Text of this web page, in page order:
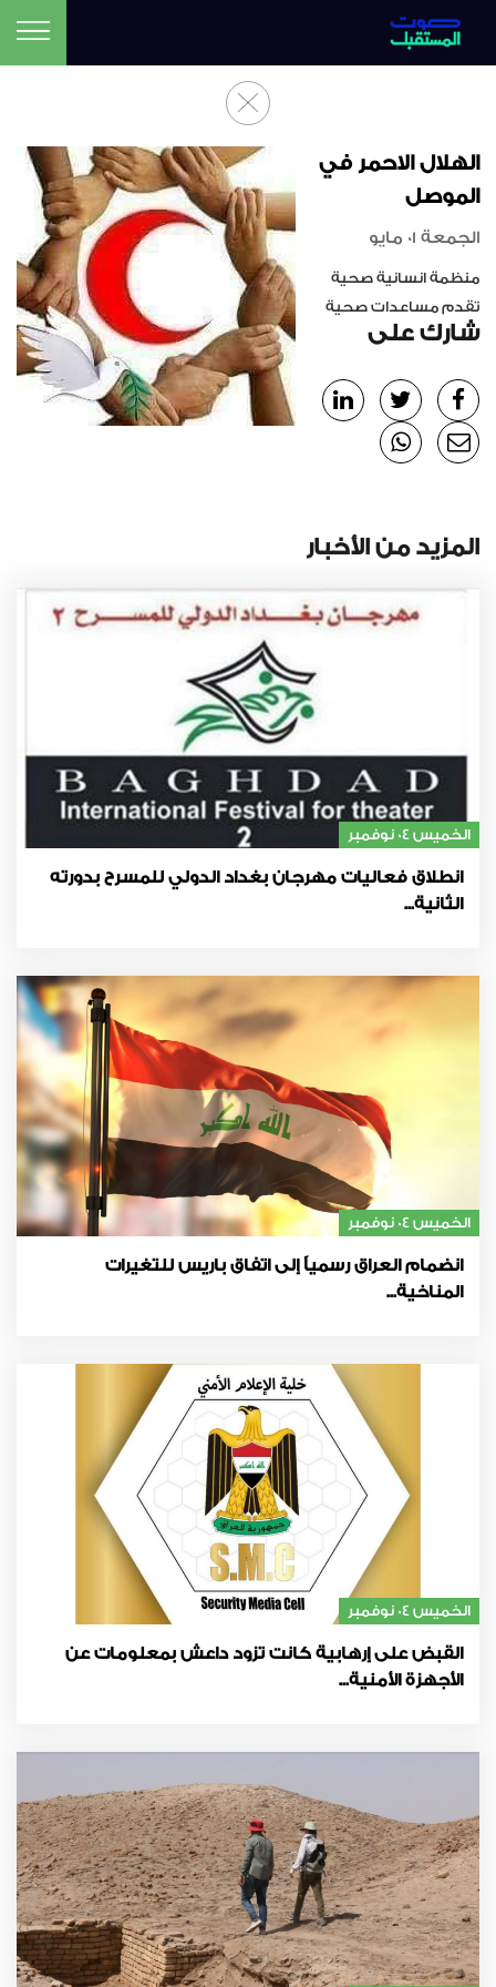
الهلال الاحمر في
الموصل
الجمعة 01 مايو
منظمة انسانية صحية
تقدم مساعدات صحية
شارك على
المزيد من الأخبار
الخميس 04 نوفمبر
انطلاق فعاليات مهرجان بغداد الدولي للمسرح بدورته
الثانية...
الخميس 04 نوفمبر
انضمام العراق رسمياً إلى اتفاق باريس للتغيرات
المناخية...
الخميس 04 نوفمبر
القبض على إرهابية كانت تزود داعش بمعلومات عن
الأجهزة الأمنية...